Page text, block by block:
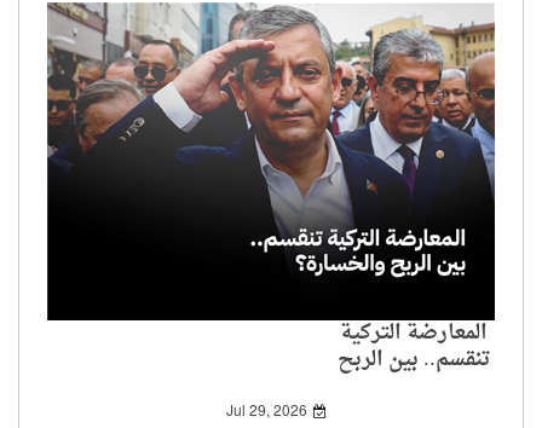
المعارضة التركية
تنقسم.. بين الربح
والخسارة؟
Jul 29, 2026